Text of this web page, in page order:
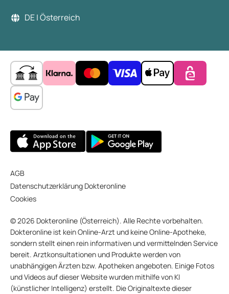
DE | Österreich
AGB
Datenschutzerklärung Dokteronline
Cookies
© 2026 Dokteronline (Österreich). Alle Rechte vorbehalten.
Dokteronline ist kein Online-Arzt und keine Online-Apotheke,
sondern stellt einen rein informativen und vermittelnden Service
bereit. Arztkonsultationen und Produkte werden von
unabhängigen Ärzten bzw. Apotheken angeboten. Einige Fotos
und Videos auf dieser Website wurden mithilfe von KI
(künstlicher Intelligenz) erstellt. Die Originaltexte dieser